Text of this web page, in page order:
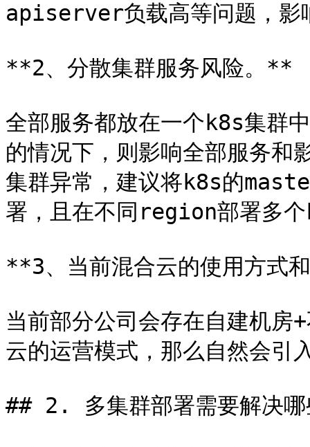
apiserver负载高等问题，影
**2、分散集群服务风险。**
全部服务都放在一个k8s集群
的情况下，则影响全部服务和
集群异常，建议将k8s的
署，且在不同region部署多
**3、当前混合云的使用方式
当前部分公司会存在自建机房
云的运营模式，那么自然会引
## 2. 多集群部署需要解决哪